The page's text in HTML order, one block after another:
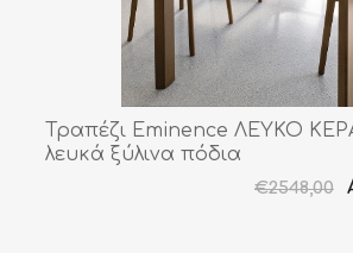
Τραπέζι Eminence ΛΕΥΚΟ
λευκά ξύλινα πόδια
€2548,00